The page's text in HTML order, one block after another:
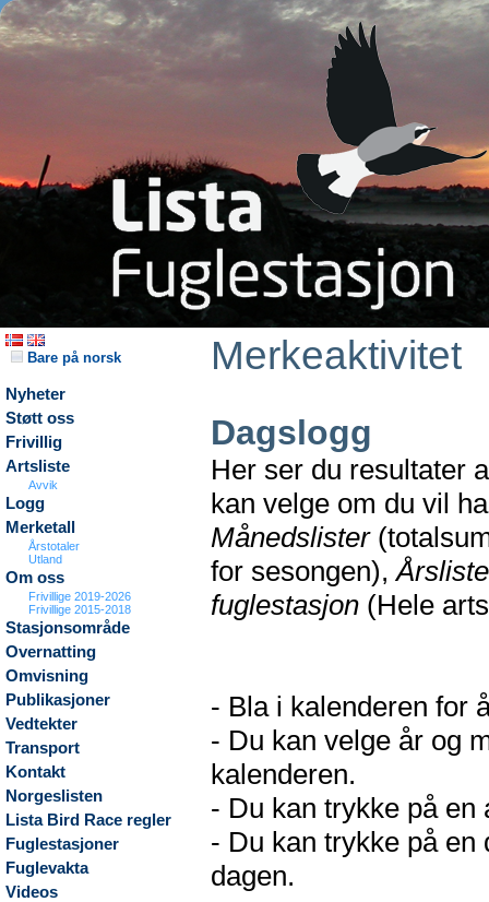
Bare på norsk
Nyheter
Støtt oss
Frivillig
Artsliste
Avvik
Logg
Merketall
Årstotaler
Utland
Om oss
Frivillige 2019-2026
Frivillige 2015-2018
Stasjonsområde
Overnatting
Omvisning
Publikasjoner
Vedtekter
Transport
Kontakt
Norgeslisten
Lista Bird Race regler
Fuglestasjoner
Fuglevakta
Videos
Merkeaktivitet
Dagslogg
Her ser du resultater
kan velge om du vil
Månedslister
for sesongen),
fuglestasjon (Hele
- Bla i kalenderen for
- Du kan velge år og
kalenderen.
- Du kan trykke på en
- Du kan trykke på en
dagen.